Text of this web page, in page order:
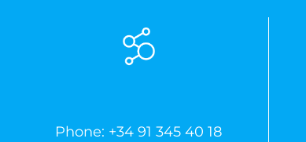
Phone: +34 91 345 40 18